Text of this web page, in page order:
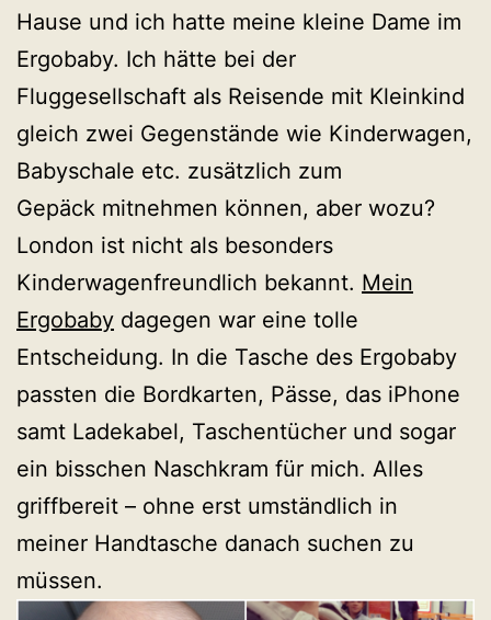
Hause und ich hatte meine kleine Dame im
Ergobaby. Ich hätte bei der
Fluggesellschaft als Reisende mit Kleinkind
gleich zwei Gegenstände wie Kinderwagen,
Babyschale etc. zusätzlich zum
Gepäck mitnehmen können, aber wozu?
London ist nicht als besonders
Kinderwagenfreundlich bekannt. Mein
Ergobaby dagegen war eine tolle
Entscheidung. In die Tasche des Ergobaby
passten die Bordkarten, Pässe, das iPhone
samt Ladekabel, Taschentücher und sogar
ein bisschen Naschkram für mich. Alles
griffbereit – ohne erst umständlich in
meiner Handtasche danach suchen zu
müssen.